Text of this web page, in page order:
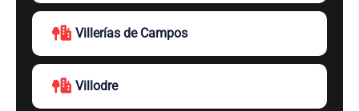
Villerías de Campos
Villodre